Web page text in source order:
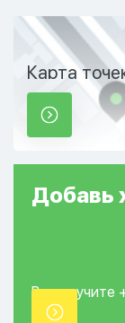
Карта
Добавь
Вы получите
точки.